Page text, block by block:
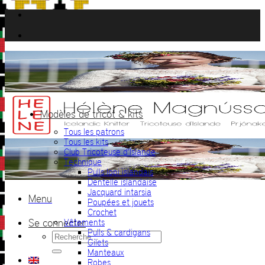
Passer
au
contenu
Menu
Se connecter
Recherche
pour :
Modèles de tricot & kits
Tous les patrons
Tous les kits
Club Tricoteuse d’Islande
Technique
Pulls lopi islandais
Dentelle islandaise
Jacquard intarsia
Poupées et jouets
Crochet
Vêtements
Pulls & cardigans
Gilets
Manteaux
Robes